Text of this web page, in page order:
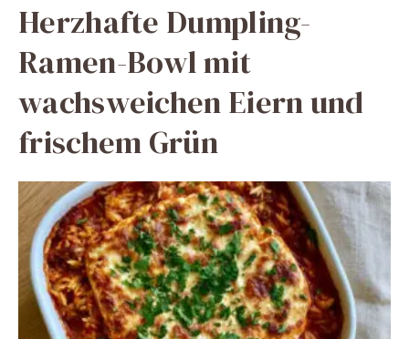
Herzhafte Dumpling-
Ramen-Bowl mit
wachsweichen Eiern und
frischem Grün